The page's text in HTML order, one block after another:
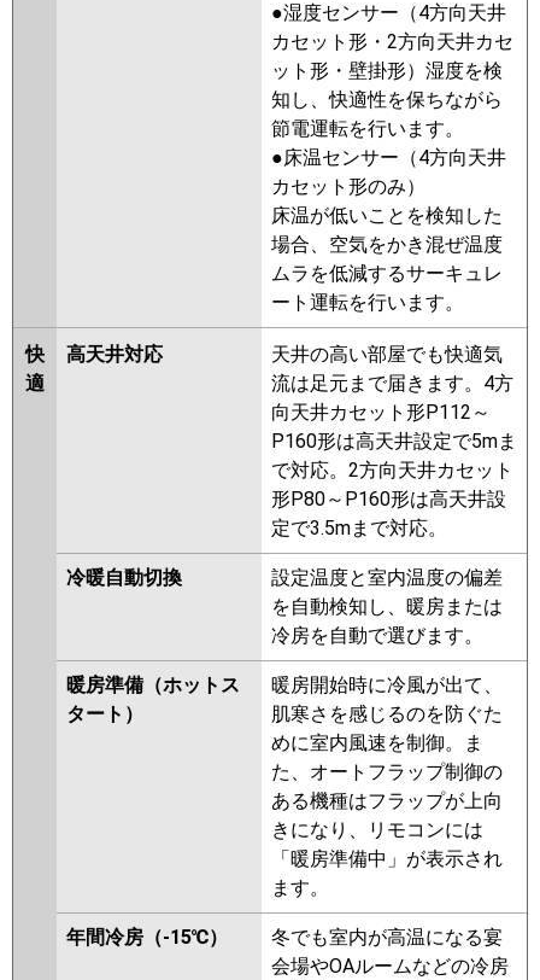
PA-P40U7HNC
PLZ-ERMP40HLE5
PLZ-
ERMP40H5 PLZ-ERMP40HE5
PLZ-ERMP40HLE4 PLZ-
ERMP40H4 PLZ-ERMP40HE4
PLZ-ERMP40HE3 PLZ-
ERMP40H3 PLZ-ERMP40HLE3
PLZ-ERMP40HE2 PLZ-
ERMP40H2 PLZ-ERMP40HLE2
PLZ-ERMP40EEZ PLZ-ERMP40EZ
PLZ-ERMP40ELEZ PLZ-
ERMP40ELEY PLZ-ERMP40EEY
PLZ-ERMP40EY
PLZ-
ERMP40ELEV PLZ-ERMP40EEV
PLZ-ERMP40EV
PLZ-
ERMP40ELER PLZ-ERMP40ER
PLZ-ERMP40EER
RCI-GP40RSH11 RCI-GP40RSH9
RCI-GP40RSH8 RCI-GP40RSH7
RCI-GP40RSH6 RCI-GP40RSH5
RCI-GP40RSH4 RCI-GP40RSH3
RCI-GP40RSH2
三菱重工 FDTV406H6S FDTV406H6S-airf
FDTV406H6S-osj FDTV406H6S-
FDTV405HA5SA-airf
FDTV405HA5SA
FDTV405HA5SA-
FDTV405HA5SA-rak
FDTV405H5SA-airf
FDTV405H5SA FDTV405H5SA-osj
FDTV405H5SA-rak
osj FDTV405H5S-rak
FDTV405H5S-airf FDTV405H5S-
FDTV405H5S
●湿度センサー（4方向天井
カセット形・2方向天井カセ
ット形・壁掛形）湿度を検
知し、快適性を保ちながら
節電運転を行います。
●床温センサー（4方向天井
カセット形のみ）
床温が低いことを検知した
場合、空気をかき混ぜ温度
ムラを低減するサーキュレ
ート運転を行います。
快
適
高天井対応
天井の高い部屋でも快適気
流は足元まで届きます。4方
向天井カセット形P112～
P160形は高天井設定で5mま
で対応。2方向天井カセット
形P80～P160形は高天井設
定で3.5mまで対応。
冷暖自動切換
設定温度と室内温度の偏差
を自動検知し、暖房または
冷房を自動で選びます。
暖房準備（ホットス
タート）
暖房開始時に冷風が出て、
肌寒さを感じるのを防ぐた
めに室内風速を制御。ま
た、オートフラップ制御の
ある機種はフラップが上向
きになり、リモコンには
「暖房準備中」が表示され
ます。
年間冷房（-15℃）
冬でも室内が高温になる宴
会場やOAルームなどの冷房